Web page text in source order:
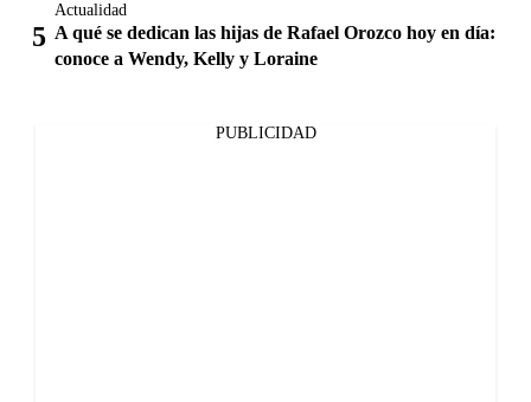
Actualidad
A qué se dedican las hijas de Rafael Orozco hoy en día:
conoce a Wendy, Kelly y Loraine
PUBLICIDAD